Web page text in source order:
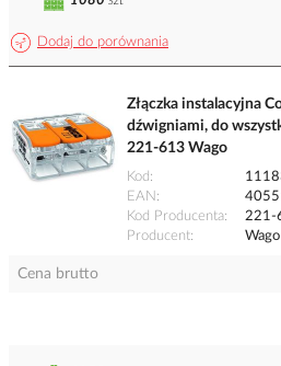
Dodaj do porównania
Złączka instalacyjna
dźwigniami, do
221-613 Wago
Kod
EAN
Kod Producenta
221-
Producent
Wago
Cena brutto